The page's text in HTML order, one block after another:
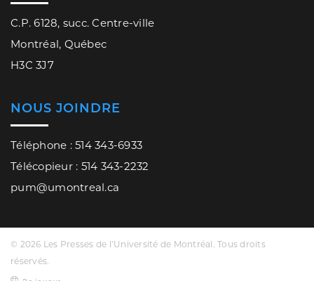
C.P. 6128, succ. Centre-ville
Montréal, Québec
H3C 3J7
NOUS JOINDRE
Téléphone : 514 343-6933
Télécopieur : 514 343-2232
pum@umontreal.ca
© 2026 Les Presses de l’Université de Montréal. Tous droits
réservés.